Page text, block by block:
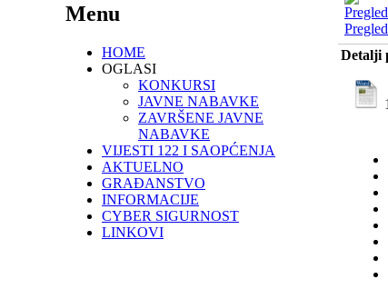
Pregled
Detalji
Menu
HOME
OGLASI
KONKURSI
JAVNE NABAVKE
ZAVRŠENE JAVNE
NABAVKE
VIJESTI 122 I SAOPĆENJA
AKTUELNO
GRAĐANSTVO
INFORMACIJE
CYBER SIGURNOST
LINKOVI